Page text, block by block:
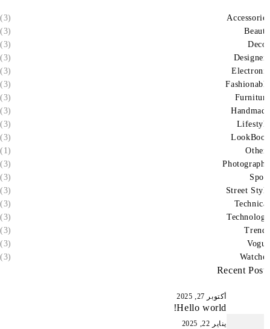
Street
Recent
أكتوبر 27, 2025
Hello world!
يناير 22, 2025